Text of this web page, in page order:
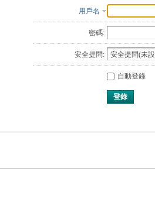
用戶名
密碼:
安全提問:
自動登錄
登錄